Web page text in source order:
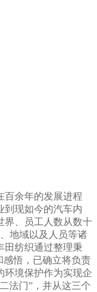
百余年的发展进程
到现如今的汽车内
界、员工人数从数十
地域以及人员等诸
田纺织通过整理秉
感悟，已确立将负责
环境保护作为实现企
法门”，并从这三个